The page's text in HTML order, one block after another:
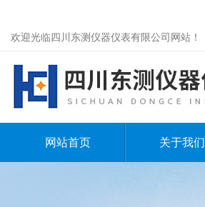
欢迎光临四川东测仪器仪表有限公司网站！
网站首页 关于我们